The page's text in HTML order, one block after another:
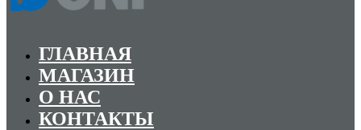
ГЛАВНАЯ
МАГАЗИН
О НАС
КОНТАКТЫ